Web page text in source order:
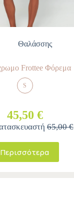
Θαλάσσης
Frottee Φόρεμα
S
45,50 €
65,00 €
Περισσότερα